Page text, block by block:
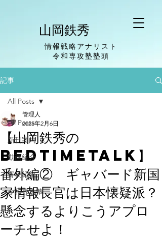
山岡鉄秀
情報戦略アナリスト
​令和専攻塾塾頭
記事
All Posts
新刊案内
動画紹介
寄稿紹介
令和専攻塾
All Posts
【山岡鉄秀の
BedTimeTalk】
番外編② ギャバード新国
家情報長官は日本懐疑派？
懸念するよりこうアプロ
ーチせよ！
管理人
2025年2月6日